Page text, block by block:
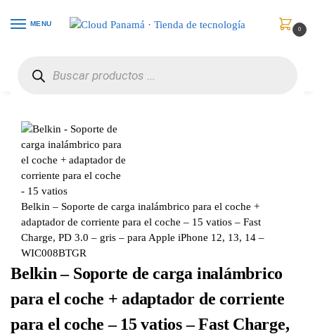
MENU
0
Belkin – Soporte de carga inalámbrico para el coche +
adaptador de corriente para el coche – 15 vatios – Fast
Charge, PD 3.0 – gris – para Apple iPhone 12, 13, 14 –
WIC008BTGR
Belkin – Soporte de carga inalámbrico
para el coche + adaptador de corriente
para el coche – 15 vatios – Fast Charge,